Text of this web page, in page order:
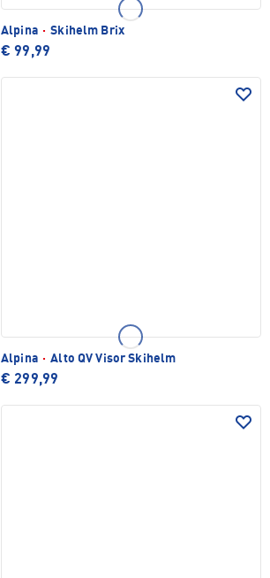
Alpina · Skihelm Brix
€ 99,99
Alpina · Alto QV Visor Skihelm
€ 299,99